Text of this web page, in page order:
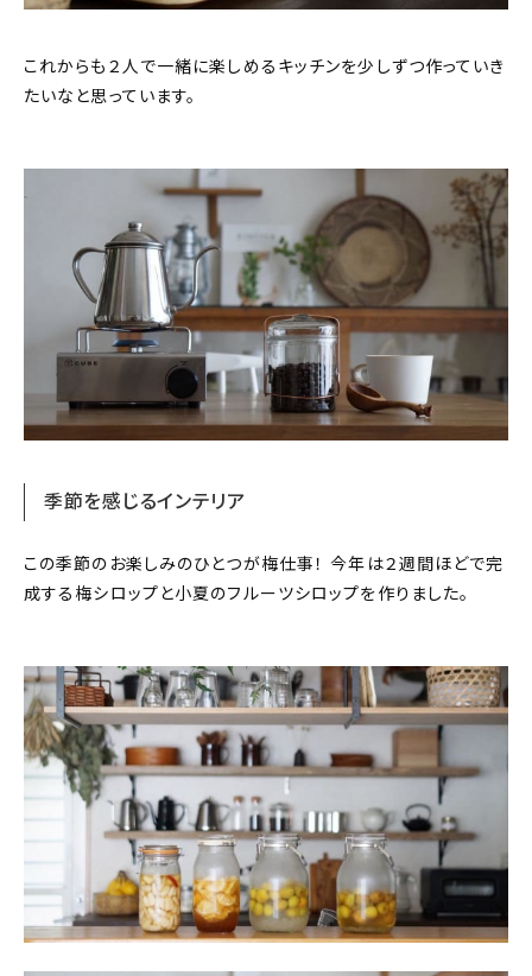
これからも２人で一緒に楽しめるキッチンを少しずつ作っていき
たいなと思っています。
季節を感じるインテリア
この季節のお楽しみのひとつが梅仕事！ 今年は２週間ほどで完
成する梅シロップと小夏のフルーツシロップを作りました。